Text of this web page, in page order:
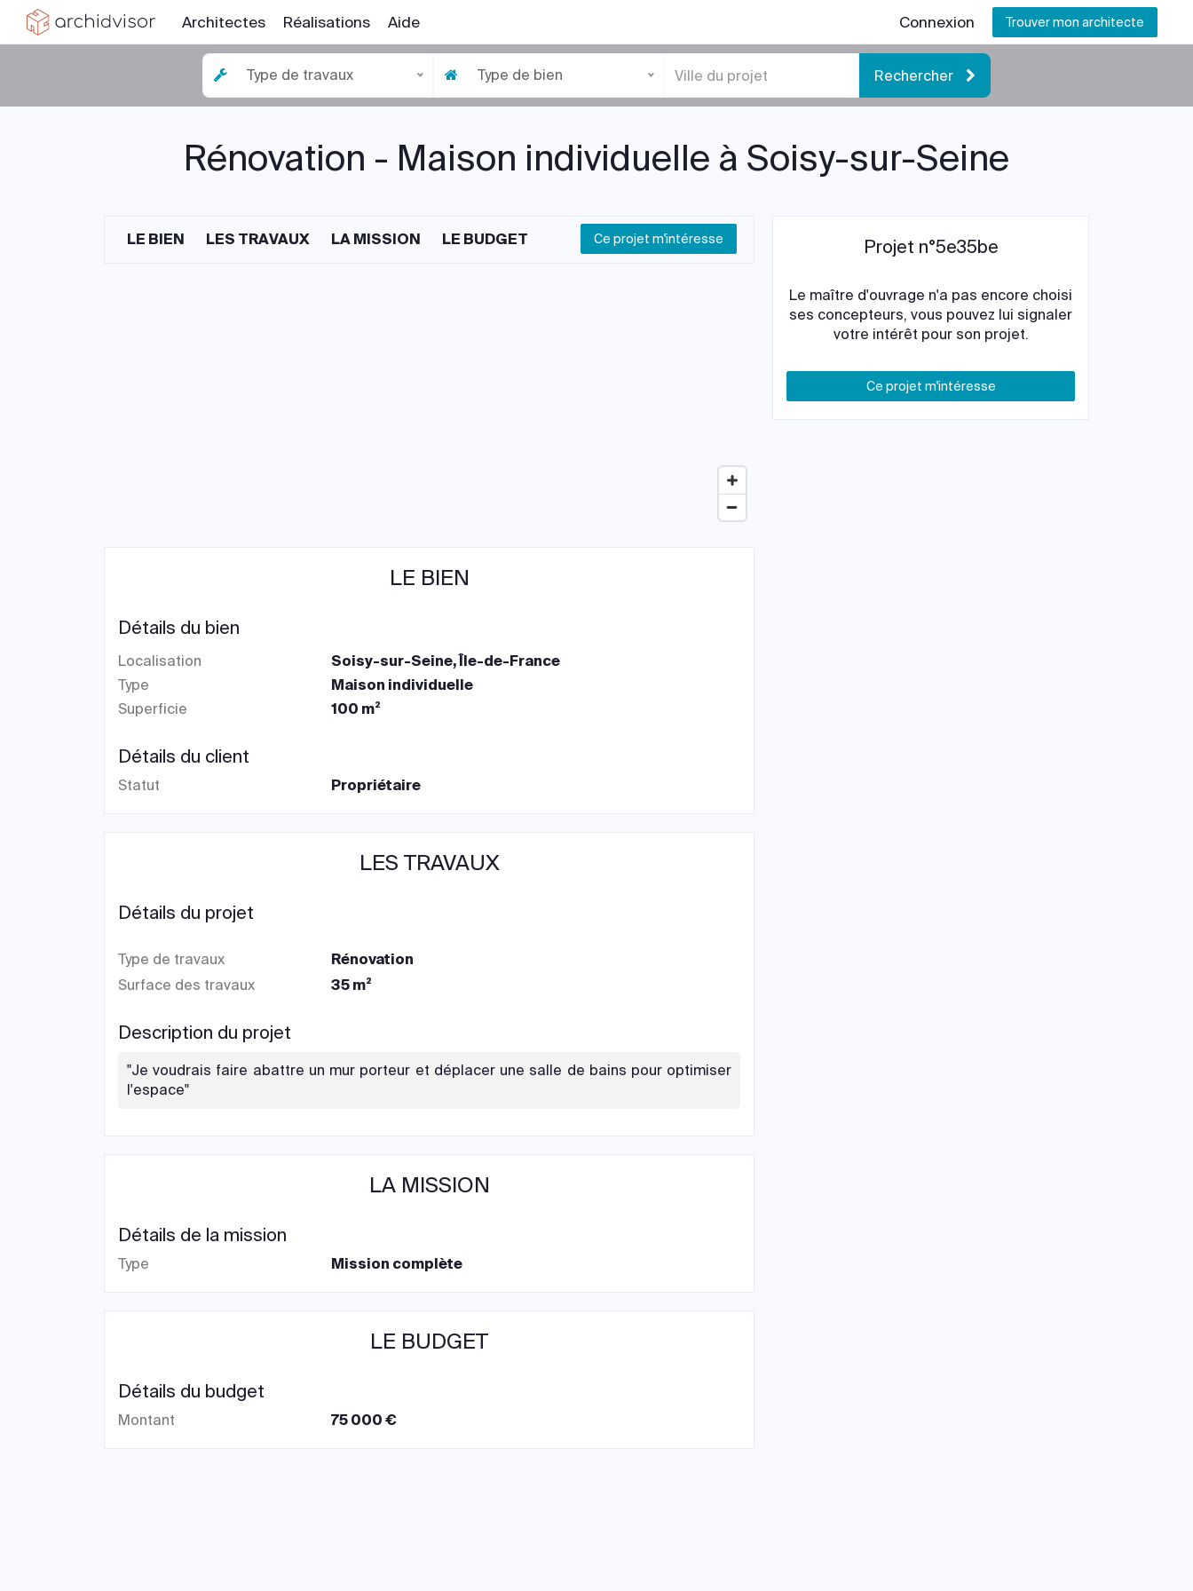
Architectes Réalisations Aide Connexion Trouver mon architecte
Type de travaux Type de bien Rechercher
Rénovation - Maison individuelle à Soisy-sur-Seine
LE BIEN LES TRAVAUX LA MISSION LE BUDGET Ce projet m'intéresse
LE BIEN
Détails du bien
Localisation
Soisy-sur-Seine, Île-de-France
Type
Maison individuelle
Superficie
100 m²
Détails du client
Statut Propriétaire
LES TRAVAUX
Détails du projet
Type de travaux
Rénovation
Surface des travaux
35 m²
Description du projet
"Je voudrais faire abattre un mur porteur et déplacer une salle de bains pour optimiser
l'espace"
LA MISSION
Détails de la mission
Type Mission complète
LE BUDGET
Détails du budget
Montant 75 000 €
Projet n°5e35be
Le maître d'ouvrage n'a pas encore choisi
ses concepteurs, vous pouvez lui signaler
votre intérêt pour son projet.
Ce projet m'intéresse